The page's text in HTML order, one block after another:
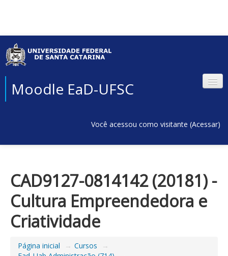
Moodle EaD-UFSC
Você acessou como visitante (Acessar)
CAD9127-0814142 (20181) -
Cultura Empreendedora e
Criatividade
Página inicial → Cursos
→